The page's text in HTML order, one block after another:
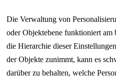
Die Verwaltung von
oder Objektebene funktioniert am
die Hierarchie dieser
der Objekte zunimmt, kann es
darüber zu behalten, welche